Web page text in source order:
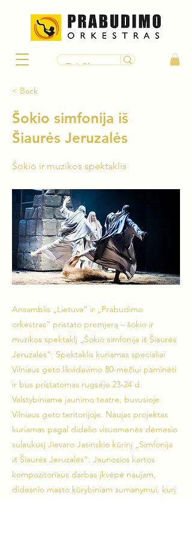
< Back
Šokio simfonija iš
Šiaurės Jeruzalės
Šokio ir muzikos spektaklis
Ansamblis „Lietuva“ ir „Prabudimo
orkestras“ pristato premjerą – šokio ir
muzikos spektaklį „Šokio simfonija iš Šiaurės
Jeruzalės“. Spektaklis kuriamas specialiai
Vilniaus geto likvidavimo 80-mečiui paminėti
ir bus pristatomas rugsėjo 23-24 d.
Valstybiniame jaunimo teatre, buvusioje
Vilniaus geto teritorijoje. Naujas projektas
kuriamas pagal didelio visuomenės dėmesio
sulaukusį Jievaro Jasinskio kūrinį „Simfonija
iš Šiaurės Jeruzalės“. Jaunosios kartos
kompozitoriaus darbas įkvėpė naujam,
didesnio masto kūrybiniam sumanymui, kurį